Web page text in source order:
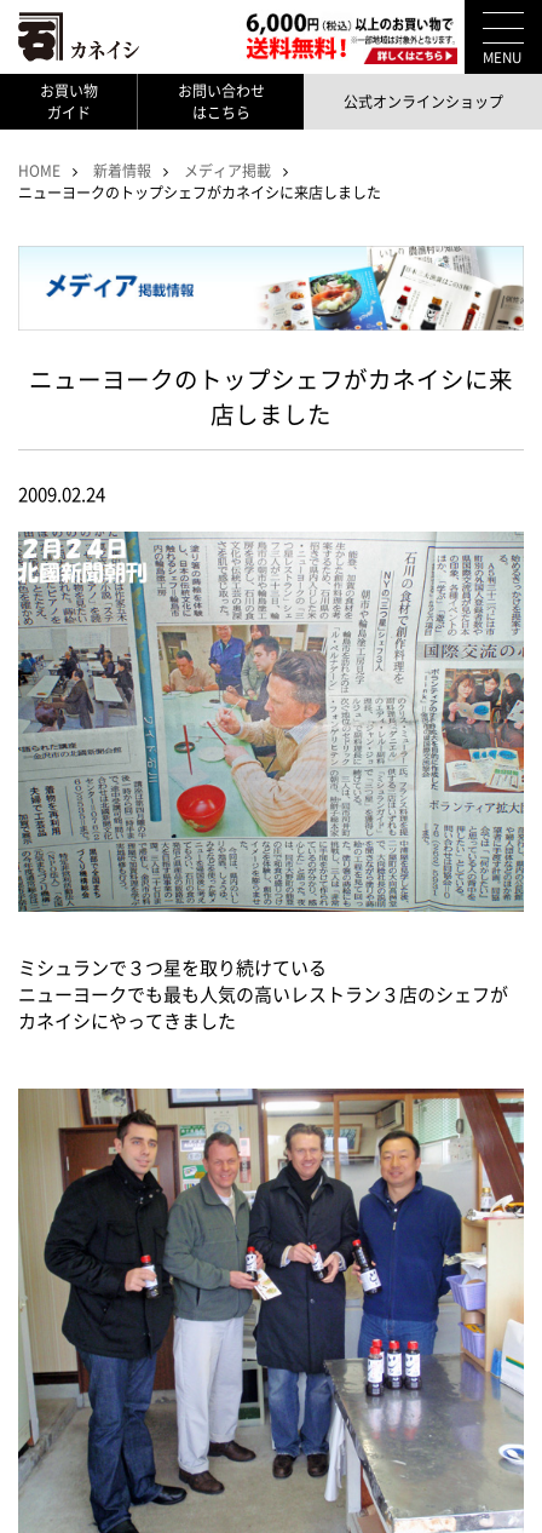
MENU
お買い物
ガイド
お問い合わせ
はこちら
公式オンラインショップ
HOME 新着情報
メディア掲載
ニューヨークのトップシェフがカネイシに来店しました
ニューヨークのトップシェフがカネイシに来
店しました
2009.02.24
ミシュランで３つ星を取り続けている
ニューヨークでも最も人気の高いレストラン３店のシェフが
カネイシにやってきました